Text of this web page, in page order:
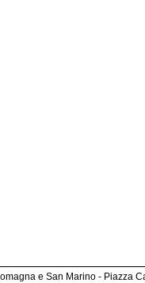
e San Marino - Piazza